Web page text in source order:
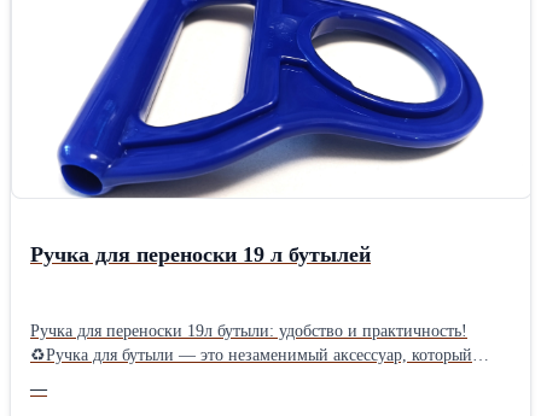
питьевой воды, бытовой химии, растительного масла, соков,
косметики, соусов. ♻Пластиковые бутылки ПЭТ – это удобство
на линиях розлива, экономия на транспортировке и полное
отсутствие риска боя. Надежно защищают жидкости при
хранении и перевозке. ☝Продажи оптом и в розницу, любые
объемы.
Ручка для переноски 19 л бутылей
Ручка для переноски 19л бутыли: удобство и практичность!
♻Ручка для бутыли — это незаменимый аксессуар, который
больших емкостей с водой или другими жидкостями. ♻Ручки
—